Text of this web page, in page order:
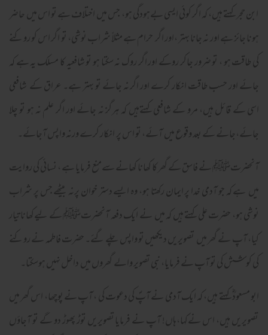
ابن حجر کہتے ہیں، کہ اگر کوئی ایسی بےہودگی ہو، جس میں اختلاف ہے تو اس میں حاضر
ہونا جائز ہے اور نہ جانا بہتر ،اور اگر حرام ہے مثلاً شراب نوشی، تو اگر اس کو روکنے
کی طاقت ہو ، تو ضرور جاکر روکے اور اگر روک نہ سکتا ہو تو شافعیہ کا مسلک یہ ہے کہ
جائے اور حسب طاقت انکار کرے اور اگر نہ جائے تو بہتر ہے۔ عراق کے شافعی
اسی کے قائل ہیں، مرو کے شافعی کہتےہیں کہ ہرگز نہ جائے اور اگر علم نہ ہو تو چلا
جائے،جانے کے بعد وقوع میں آئے، تو اس پر انکار کرے ورنہ واپس آجائے۔
آنحضرتﷺ نے فاسق کے گھر کا کھانا کھانے سےمنع فرمایا ہے ، نسائی کی روایت
میں ہے کہ جو آدمی خدا پر ایمان رکھتا ہو، وہ ایسے دستر خوان پرنہ بیٹھے جس پر شراب
نوشی ہو، حضرت علی کہتے ہیں کہ میں نے ایک دفعہ آنحضرتﷺ کے لیےکھانا تیار
کیا، آپ نے گھر میں تصویریں دیکھیں تو واپس چلے گئے۔ حضرت فاطمہ نے روکنے
کی کوشش کی تو آپ نے فرمایا، نبی تصویر والے گھروں میں داخل نہیں ہوسکتا۔
ابو مسعودؓ کہتے ہیں، کہ ایک آدمی نے آپؐ کی دعوت کی ، آپ نے پوچھا، اس گھر میں
تصویریں ہیں، اس نےکہا،ہاں! آپ نے فرمایا تصویریں توڑ پھوڑ دو گے تو آجاؤں